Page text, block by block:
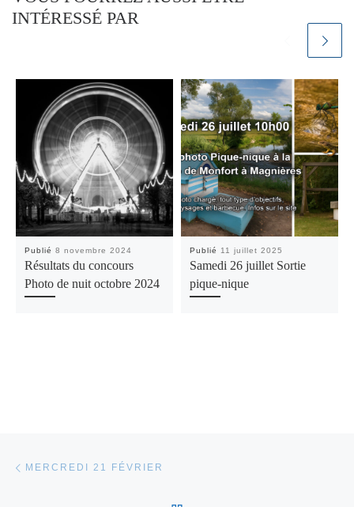
INTÉRESSÉ PAR
Publié8 novembre 2024
Résultats du concours
Photo de nuit octobre 2024
Publié 11 juillet 2025
Samedi 26 juillet Sortie
pique-nique
MERCREDI 21 FÉVRIER